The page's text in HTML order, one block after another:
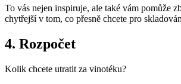
To vás nejen inspiruje, ale také vám pomůže
chytřejší v tom, co přesně chcete pro
4. Rozpočet
Kolik chcete utratit za vinotéku?